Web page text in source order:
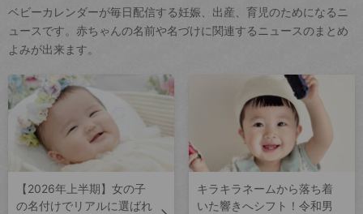
ベビーカレンダーが毎日配信する妊娠、出産、育児のためになるニ
ュースです。赤ちゃんの名前や名づけに関連するニュースのまとめ
よみが出来ます。
【2026年上半期】女の子
の名付けでリアルに選ばれ
キラキラネームから落ち着
いた響きへシフト！令和男